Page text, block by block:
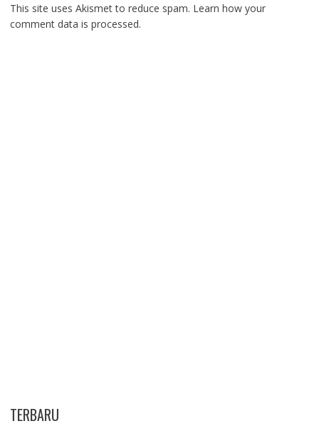
This site uses Akismet to reduce spam. Learn how your
comment data is processed.
TERBARU